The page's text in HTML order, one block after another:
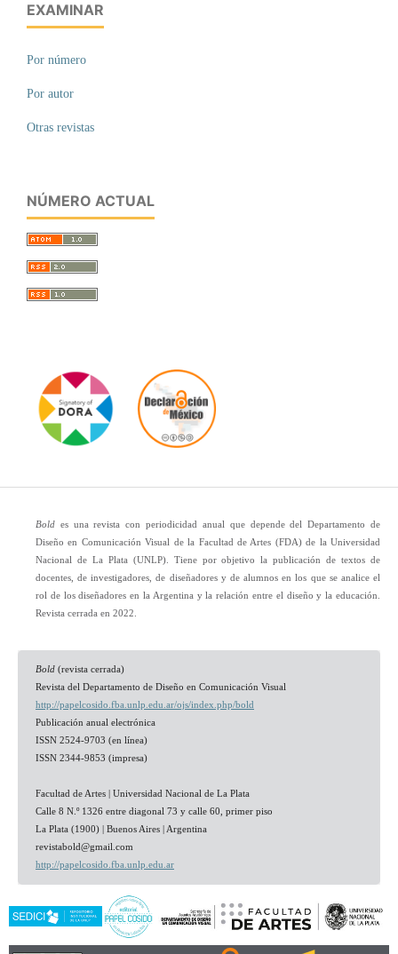
EXAMINAR
Por número
Por autor
Otras revistas
NÚMERO ACTUAL
Bold es una revista con periodicidad anual que depende del Departamento de
Diseño en Comunicación Visual de la Facultad de Artes (FDA) de la Universidad
Nacional de La Plata (UNLP). Tiene por objetivo la publicación de textos de
docentes, de investigadores, de diseñadores y de alumnos en los que se analice el
rol de los diseñadores en la Argentina y la relación entre el diseño y la educación.
Revista cerrada en 2022.
Bold (revista cerrada)
Revista del Departamento de Diseño en Comunicación Visual
http://papelcosido.fba.unlp.edu.ar/ojs/index.php/bold
Publicación anual electrónica
ISSN 2524-9703 (en línea)
ISSN 2344-9853 (impresa)
Facultad de Artes | Universidad Nacional de La Plata
Calle 8 N.º 1326 entre diagonal 73 y calle 60, primer piso
La Plata (1900) | Buenos Aires | Argentina
revistabold@gmail.com
http://papelcosido.fba.unlp.edu.ar